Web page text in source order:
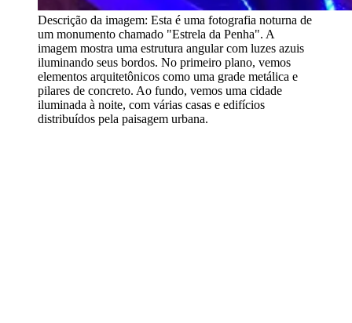
Descrição da imagem: Esta é uma fotografia noturna de
um monumento chamado "Estrela da Penha". A
imagem mostra uma estrutura angular com luzes azuis
iluminando seus bordos. No primeiro plano, vemos
elementos arquitetônicos como uma grade metálica e
pilares de concreto. Ao fundo, vemos uma cidade
iluminada à noite, com várias casas e edifícios
distribuídos pela paisagem urbana.